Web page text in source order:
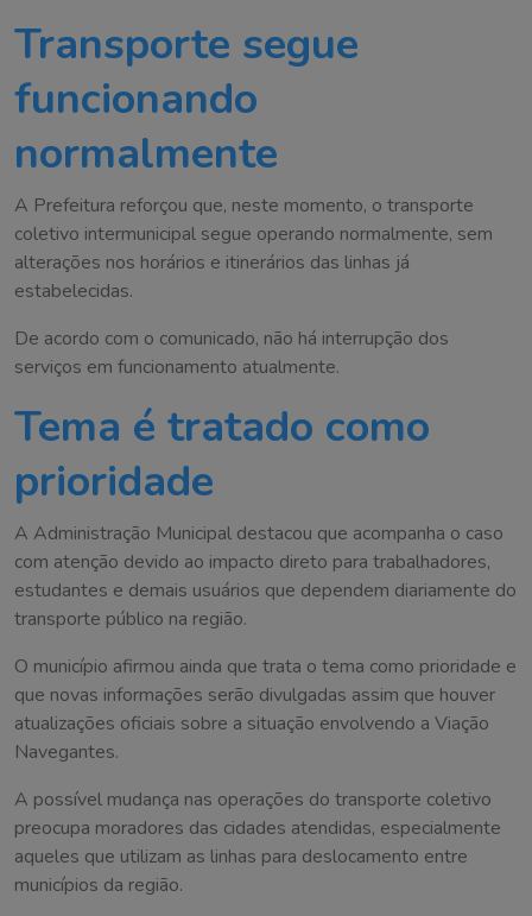
Transporte segue
funcionando
normalmente
A Prefeitura reforçou que, neste momento, o transporte
coletivo intermunicipal segue operando normalmente, sem
alterações nos horários e itinerários das linhas já
estabelecidas.
De acordo com o comunicado, não há interrupção dos
serviços em funcionamento atualmente.
Tema é tratado como
prioridade
A Administração Municipal destacou que acompanha o caso
com atenção devido ao impacto direto para trabalhadores,
estudantes e demais usuários que dependem diariamente do
transporte público na região.
O município afirmou ainda que trata o tema como prioridade e
que novas informações serão divulgadas assim que houver
atualizações oficiais sobre a situação envolvendo a Viação
Navegantes.
A possível mudança nas operações do transporte coletivo
preocupa moradores das cidades atendidas, especialmente
aqueles que utilizam as linhas para deslocamento entre
municípios da região.